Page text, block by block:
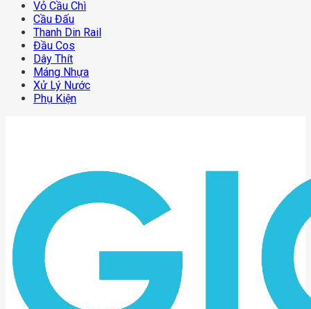
Vỏ Cầu Chì
Cầu Đấu
Thanh Din Rail
Đầu Cos
Dây Thít
Máng Nhựa
Xử Lý Nước
Phụ Kiện